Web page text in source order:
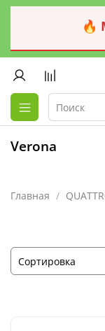
🔥
Verona
Главная